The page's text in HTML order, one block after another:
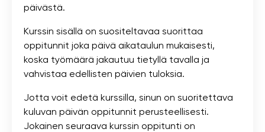
päivästä.
Kurssin sisällä on suositeltavaa suorittaa
oppitunnit joka päivä aikataulun mukaisesti,
koska työmäärä jakautuu tietyllä tavalla ja
vahvistaa edellisten päivien tuloksia.
Jotta voit edetä kurssilla, sinun on suoritettava
kuluvan päivän oppitunnit perusteellisesti.
Jokainen seuraava kurssin oppitunti on